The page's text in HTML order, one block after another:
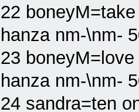
22
hanza nm-\nm-
23
hanza nm-\nm-
24 sandra=ten